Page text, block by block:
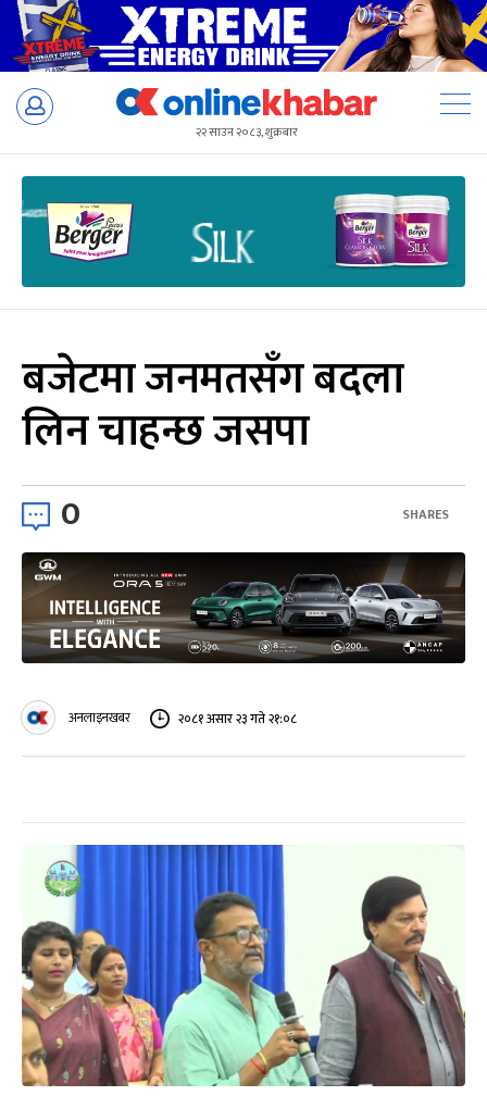
Skip
२२ साउन २०८३, शुक्रबार
बजेटमा जनमतसँग बदला
लिन चाहन्छ जसपा
0 SHARES
अनलाइनखबर २०८१ असार २३ गते २१:०८